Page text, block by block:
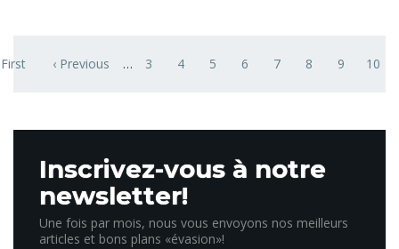
toute la famille...
page Previous page
‹ Previous … Page
3 Page
4 Page
5 Page
6 Page
7 Page
8 Page
9 Page
10
Inscrivez-vous à notre
newsletter!
Une fois par mois, nous vous envoyons nos meilleurs
articles et bons plans «évasion»!